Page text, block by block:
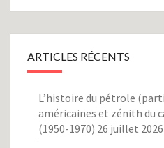
ARTICLES RÉCENTS
L’histoire du pétrole
américaines et zénith du
(1950-1970) 26 juillet 2026